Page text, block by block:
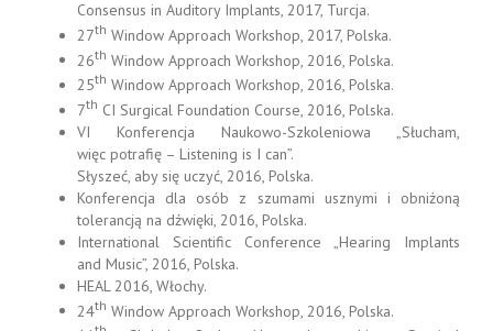
Consensus in Auditory Implants, 2017, Turcja.
27th Window Approach Workshop, 2017, Polska.
26th Window Approach Workshop, 2016, Polska.
25th Window Approach Workshop, 2016, Polska.
7th CI Surgical Foundation Course, 2016, Polska.
VI Konferencja Naukowo-Szkoleniowa „Słucham,
więc potrafię – Listening is I can”.
Słyszeć, aby się uczyć, 2016, Polska.
Konferencja dla osób z szumami usznymi i obniżoną
tolerancją na dźwięki, 2016, Polska.
International Scientific Conference „Hearing Implants
and Music”, 2016, Polska.
HEAL 2016, Włochy.
24th Window Approach Workshop, 2016, Polska.